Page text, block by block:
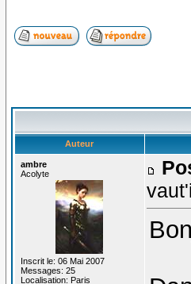
Auteur
ambre
Acolyte
Inscrit le: 06 Mai 2007
Messages: 25
Localisation: Paris